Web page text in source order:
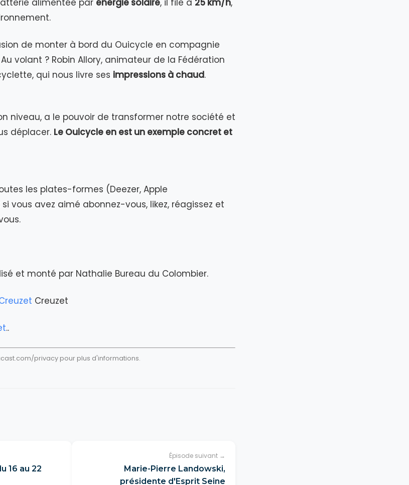
alimentée par énergie solaire, il file à 25 km/h,
de monter à bord du Ouicycle en compagnie
Au volant ? Robin Allory, animateur de la Fédération
qui nous livre ses impressions à chaud.
niveau, a le pouvoir de transformer notre société et
déplacer. Le Ouicycle en est un exemple concret et
les plates-formes (Deezer, Apple
si vous avez aimé abonnez-vous, likez, réagissez et
et monté par Nathalie Bureau du Colombier.
Creuzet
..
privacy pour plus d'informations.
16 au 22
Épisode suivant →
Marie-Pierre Landowski,
présidente d'Esprit Seine